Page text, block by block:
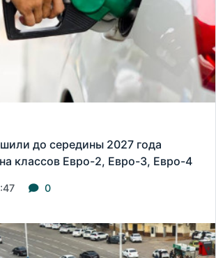
до середины 2027 года
классов Евро-2, Евро-3, Евро-4
0